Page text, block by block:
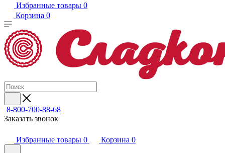
Избранные товары 0
Корзина 0
8-800-700-88-68
Заказать звонок
Избранные товары 0 Корзина 0